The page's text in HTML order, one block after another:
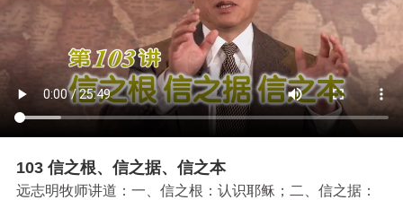
103 信之根、信之据、信之本
远志明牧师讲道：一、信之根：认识耶稣；二、信之据：